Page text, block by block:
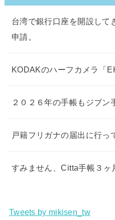
台湾で銀行口座を開設して
申請。
KODAKのハーフカメラ「
２０２６年の手帳もジブン
戸籍フリガナの届出に行っ
すみません、Citta手帳３ヶ
Tweets by mikisen_tw